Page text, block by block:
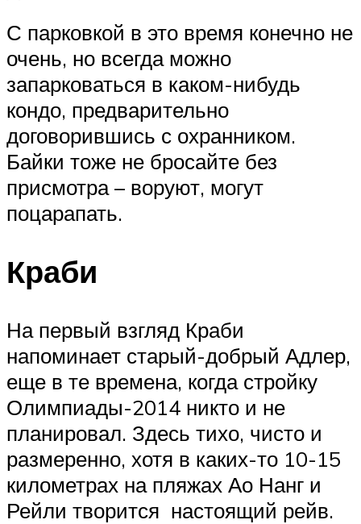
С парковкой в это время конечно не
очень, но всегда можно
запарковаться в каком-нибудь
кондо, предварительно
договорившись с охранником.
Байки тоже не бросайте без
присмотра – воруют, могут
поцарапать.
Краби
На первый взгляд Краби
напоминает старый-добрый Адлер,
еще в те времена, когда стройку
Олимпиады-2014 никто и не
планировал. Здесь тихо, чисто и
размеренно, хотя в каких-то 10-15
километрах на пляжах Ао Нанг и
Рейли творится настоящий рейв.